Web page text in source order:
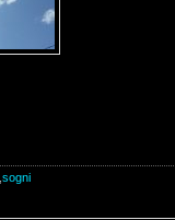
sogni